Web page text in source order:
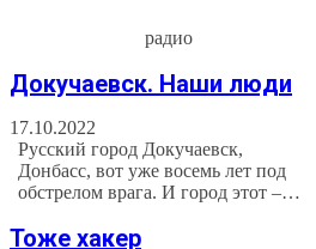
радио
Докучаевск. Наши люди
17.10.2022
Русский город Докучаевск,
Донбасс, вот уже восемь лет под
обстрелом врага. И город этот –…
Тоже хакер